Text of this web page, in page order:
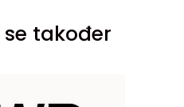
također